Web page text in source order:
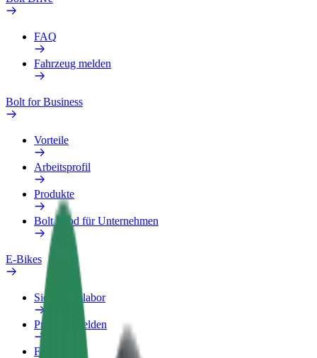
FAQ
Fahrzeug melden
Bolt for Business
Vorteile
Arbeitsprofil
Produkte
Bolt Food für Unternehmen
E-Bikes
Sicherheitslabor
Problem melden
FAQ